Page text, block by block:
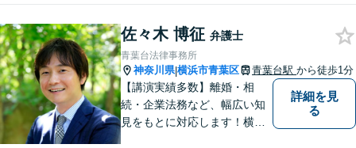
ください。
佐々木 博征 弁護士
青葉台法律事務所
神奈川県|横浜市青葉区 青葉台駅 から徒歩1分
【講演実績多数】離婚・相
続・企業法務など、幅広い知
見をもとに対応します！横
詳細を見
る